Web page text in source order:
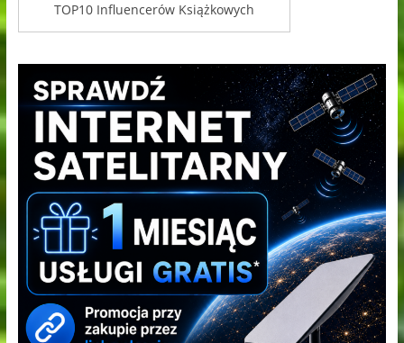
TOP10 Influencerów Książkowych